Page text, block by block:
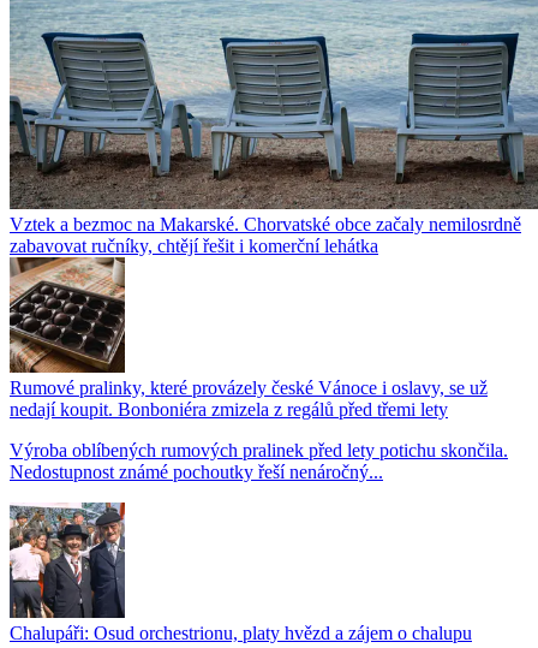
Vztek a bezmoc na Makarské. Chorvatské obce začaly nemilosrdně
zabavovat ručníky, chtějí řešit i komerční lehátka
Rumové pralinky, které provázely české Vánoce i oslavy, se už
nedají koupit. Bonboniéra zmizela z regálů před třemi lety
Výroba oblíbených rumových pralinek před lety potichu skončila.
Nedostupnost známé pochoutky řeší nenáročný...
Chalupáři: Osud orchestrionu, platy hvězd a zájem o chalupu